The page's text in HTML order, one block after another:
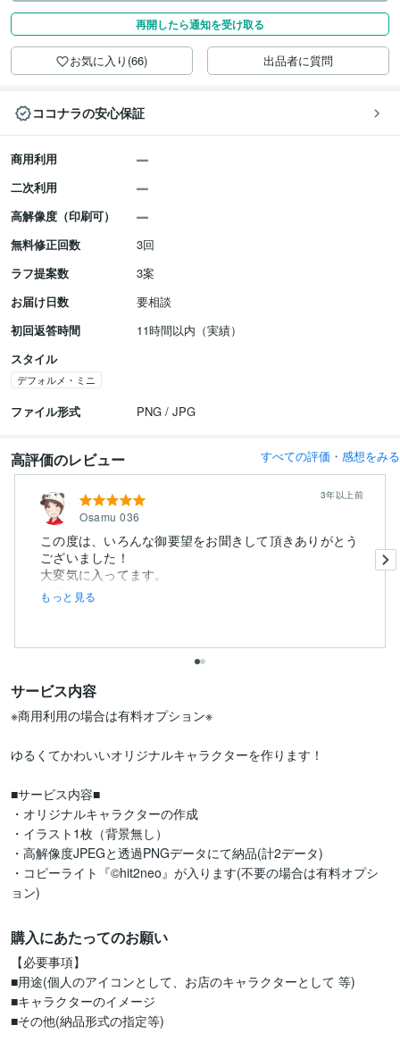
再開したら通知を受け取る
お気に入り(66) 出品者に質問
ココナラの安心保証
商用利用
二次利用
高解像度（印刷可）
無料修正回数
3回
ラフ提案数
3案
お届け日数
要相談
初回返答時間
11時間以内（実績）
スタイル
デフォルメ・ミニ
ファイル形式 PNG / JPG
高評価のレビュー すべての評価・感想をみる
Osamu 036
3年以上前
この度は、いろんな御要望をお聞きして頂きありがとう
ございました！
大変気に入ってます。
大事にさせていただきます。
もっと見る
サービス内容
※商用利用の場合は有料オプション※
ゆるくてかわいいオリジナルキャラクターを作ります！
■サービス内容■
・オリジナルキャラクターの作成
・イラスト1枚（背景無し）
・高解像度JPEGと透過PNGデータにて納品(計2データ)
・コピーライト『©hit2neo』が入ります(不要の場合は有料オプシ
ョン)
購入にあたってのお願い
【必要事項】
■用途(個人のアイコンとして、お店のキャラクターとして 等)
■キャラクターのイメージ
■その他(納品形式の指定等)